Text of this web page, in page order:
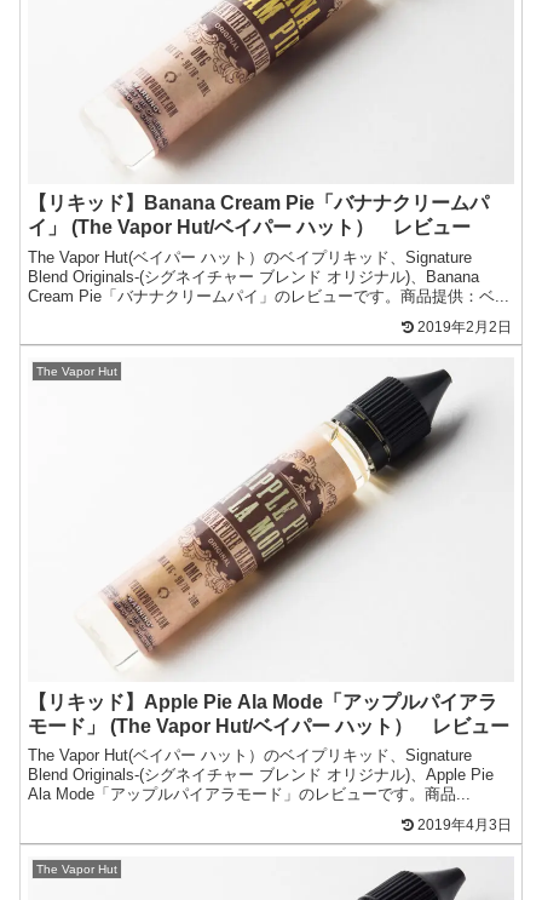
【リキッド】Banana Cream Pie「バナナクリームパ
イ」 (The Vapor Hut/ベイパー ハット） レビュー
The Vapor Hut(ベイパー ハット）のベイプリキッド、Signature
Blend Originals-(シグネイチャー ブレンド オリジナル)、Banana
Cream Pie「バナナクリームパイ」のレビューです。商品提供：ベ...
2019年2月2日
The Vapor Hut
【リキッド】Apple Pie Ala Mode「アップルパイアラ
モード」 (The Vapor Hut/ベイパー ハット） レビュー
The Vapor Hut(ベイパー ハット）のベイプリキッド、Signature
Blend Originals-(シグネイチャー ブレンド オリジナル)、Apple Pie
Ala Mode「アップルパイアラモード」のレビューです。商品...
2019年4月3日
The Vapor Hut